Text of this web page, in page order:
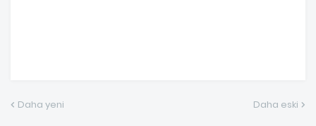
Daha yeni Daha eski